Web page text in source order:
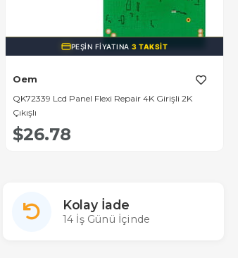
PEŞIN FIYATINA3 TAKSIT
Oem
QK72339 Lcd Panel Flexi Repair 4K Girişli 2K
Çıkışlı
$26.78
Kolay İade
14 İş Günü İçinde